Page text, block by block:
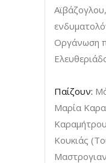
Οργάνωση
Παίζουν:
Μαρία
Κουκιάς